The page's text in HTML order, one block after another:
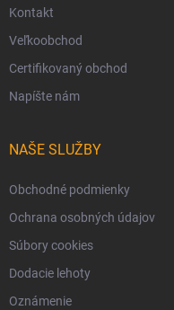
Kontakt
Veľkoobchod
Certifikovaný obchod
Napíšte nám
NAŠE SLUŽBY
Obchodné podmienky
Ochrana osobných údajov
Súbory cookies
Dodacie lehoty
Oznámenie